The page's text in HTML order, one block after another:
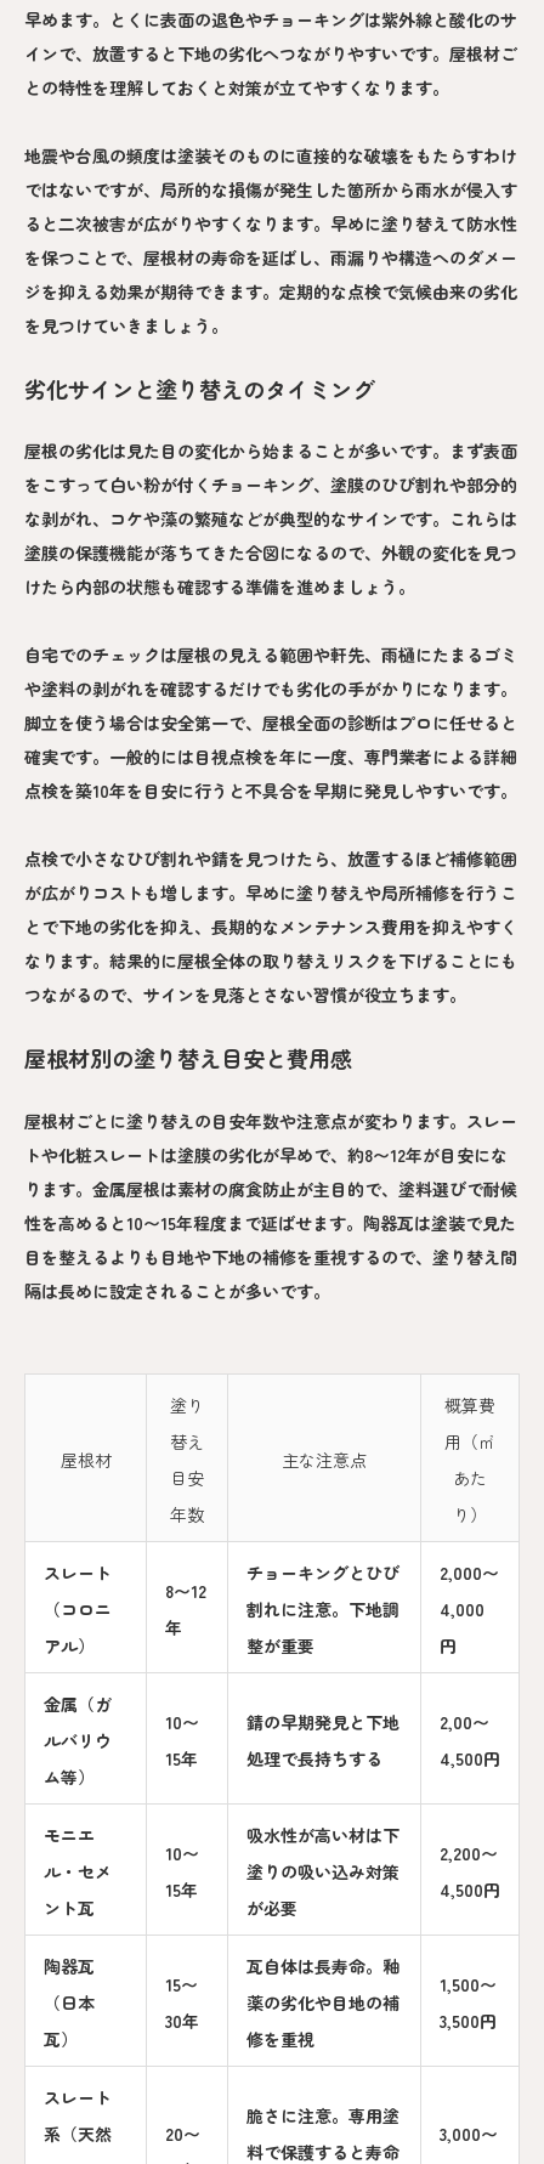
早めます。とくに表面の退色やチョーキングは紫外線と酸化のサ
インで、放置すると下地の劣化へつながりやすいです。屋根材ご
との特性を理解しておくと対策が立てやすくなります。
地震や台風の頻度は塗装そのものに直接的な破壊をもたらすわけ
ではないですが、局所的な損傷が発生した箇所から雨水が侵入す
ると二次被害が広がりやすくなります。早めに塗り替えて防水性
を保つことで、屋根材の寿命を延ばし、雨漏りや構造へのダメー
ジを抑える効果が期待できます。定期的な点検で気候由来の劣化
を見つけていきましょう。
劣化サインと塗り替えのタイミング
屋根の劣化は見た目の変化から始まることが多いです。まず表面
をこすって白い粉が付くチョーキング、塗膜のひび割れや部分的
な剥がれ、コケや藻の繁殖などが典型的なサインです。これらは
塗膜の保護機能が落ちてきた合図になるので、外観の変化を見つ
けたら内部の状態も確認する準備を進めましょう。
自宅でのチェックは屋根の見える範囲や軒先、雨樋にたまるゴミ
や塗料の剥がれを確認するだけでも劣化の手がかりになります。
脚立を使う場合は安全第一で、屋根全面の診断はプロに任せると
確実です。一般的には目視点検を年に一度、専門業者による詳細
点検を築10年を目安に行うと不具合を早期に発見しやすいです。
点検で小さなひび割れや錆を見つけたら、放置するほど補修範囲
が広がりコストも増します。早めに塗り替えや局所補修を行うこ
とで下地の劣化を抑え、長期的なメンテナンス費用を抑えやすく
なります。結果的に屋根全体の取り替えリスクを下げることにも
つながるので、サインを見落とさない習慣が役立ちます。
屋根材別の塗り替え目安と費用感
屋根材ごとに塗り替えの目安年数や注意点が変わります。スレー
トや化粧スレートは塗膜の劣化が早めで、約8〜12年が目安にな
ります。金属屋根は素材の腐食防止が主目的で、塗料選びで耐候
性を高めると10〜15年程度まで延ばせます。陶器瓦は塗装で見た
目を整えるよりも目地や下地の補修を重視するので、塗り替え間
隔は長めに設定されることが多いです。
屋根材
塗り
替え
目安
年数
主な注意点
概算費
用（㎡
あた
り）
スレート
（コロニ
アル）
8〜12
年
チョーキングとひび
割れに注意。下地調
整が重要
2,000〜
4,000
円
金属（ガ
ルバリウ
ム等）
10〜
15年
錆の早期発見と下地
処理で長持ちする
2,00〜
4,500円
モニエ
ル・セメ
ント瓦
10〜
15年
吸水性が高い材は下
塗りの吸い込み対策
が必要
2,200〜
4,500円
陶器瓦
（日本
瓦）
15〜
30年
瓦自体は長寿命。釉
薬の劣化や目地の補
修を重視
1,500〜
3,500円
スレート
系（天然
20〜
脆さに注意。専用塗
料で保護すると寿命
3,000〜